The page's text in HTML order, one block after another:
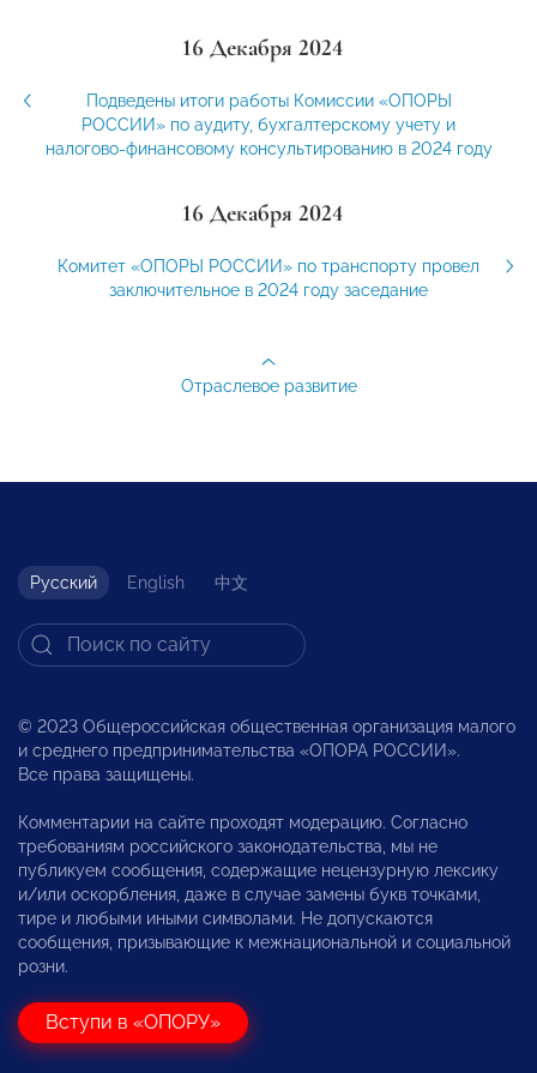
16 Декабря 2024
Подведены итоги работы Комиссии «ОПОРЫ
РОССИИ» по аудиту, бухгалтерскому учету и
налогово-финансовому консультированию в 2024 году
16 Декабря 2024
Комитет «ОПОРЫ РОССИИ» по транспорту провел
заключительное в 2024 году заседание
Отраслевое развитие
Русский English 中文
© 2023 Общероссийская общественная организация малого
и среднего предпринимательства «ОПОРА РОССИИ».
Все права защищены.
Комментарии на сайте проходят модерацию. Согласно
требованиям российского законодательства, мы не
публикуем сообщения, содержащие нецензурную лексику
и/или оскорбления, даже в случае замены букв точками,
тире и любыми иными символами. Не допускаются
сообщения, призывающие к межнациональной и социальной
розни.
Вступи в «ОПОРУ»